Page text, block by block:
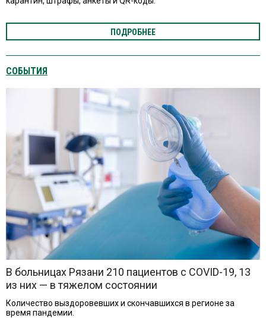
ПОДРОБНЕЕ
СОБЫТИЯ
В больницах Рязани 210 пациентов с COVID-19, 13
из них — в тяжелом состоянии
Количество выздоровевших и скончавшихся в регионе за
время пандемии.